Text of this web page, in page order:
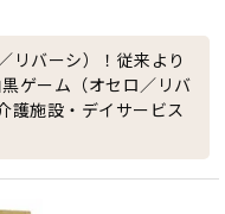
リバーシ）！従来より
ゲーム（オセロ／リバ
護施設・デイサービス